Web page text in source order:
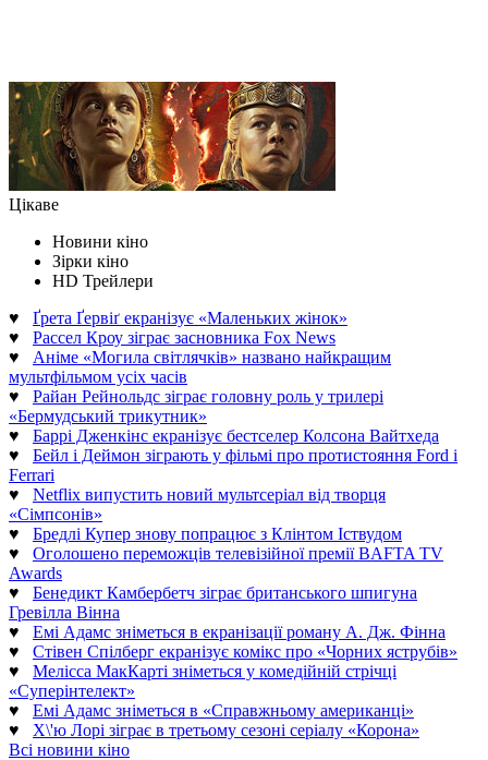
Цікаве
Новини кіно
Зірки кіно
HD Трейлери
♥ Ґрета Ґервіґ екранізує «Маленьких жінок»
♥ Рассел Кроу зіграє засновника Fox News
♥ Аніме «Могила світлячків» названо найкращим
мультфільмом усіх часів
♥ Райан Рейнольдс зіграє головну роль у трилері
«Бермудський трикутник»
♥ Баррі Дженкінс екранізує бестселер Колсона Вайтхеда
♥ Бейл і Деймон зіграють у фільмі про протистояння Ford і
Ferrari
♥ Netflix випустить новий мультсеріал від творця
«Сімпсонів»
♥ Бредлі Купер знову попрацює з Клінтом Іствудом
♥ Оголошено переможців телевізійної премії BAFTA TV
Awards
♥ Бенедикт Камбербетч зіграє британського шпигуна
Гревілла Вінна
♥ Емі Адамс зніметься в екранізації роману А. Дж. Фінна
♥ Стівен Спілберг екранізує комікс про «Чорних яструбів»
♥ Мелісса МакКарті зніметься у комедійній стрічці
«Суперінтелект»
♥ Емі Адамс зніметься в «Справжньому американці»
♥ Х\'ю Лорі зіграє в третьому сезоні серіалу «Корона»
Всі новини кіно